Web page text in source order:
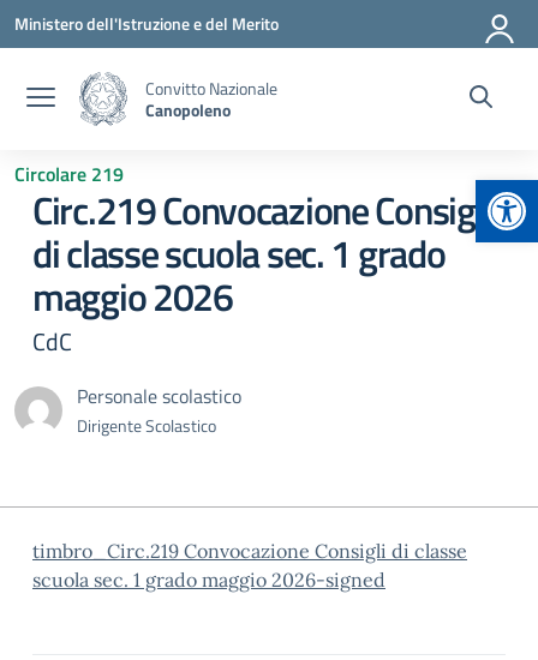
Vai ai contenuti
Vai al menu di navigazione
Vai al footer
Ministero dell'Istruzione e del Merito
Convitto Nazionale
Canopoleno
Circolare 219
Circ.219 Convocazione Consigli
di classe scuola sec. 1 grado
maggio 2026
CdC
Personale scolastico
Dirigente Scolastico
timbro_Circ.219 Convocazione Consigli di classe
scuola sec. 1 grado maggio 2026-signed